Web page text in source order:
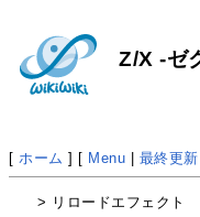
Z/X -ゼ
[ ホーム ] [ Menu | 最終更新
> リロードエフェクト